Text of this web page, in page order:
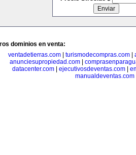
dominios en venta:
ventadetierras.com
turismodecompras.com
anunciesupropiedad.com|
datacenter.com
ejecutivosdeventas.com
manualdeventas.com